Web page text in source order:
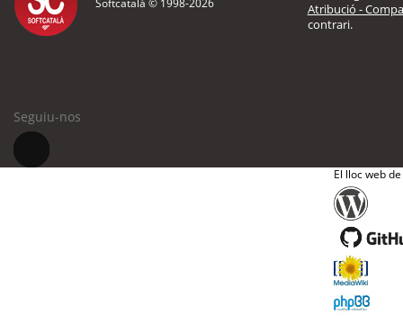
Atribució -
contrari.
Seguiu-nos
El lloc web